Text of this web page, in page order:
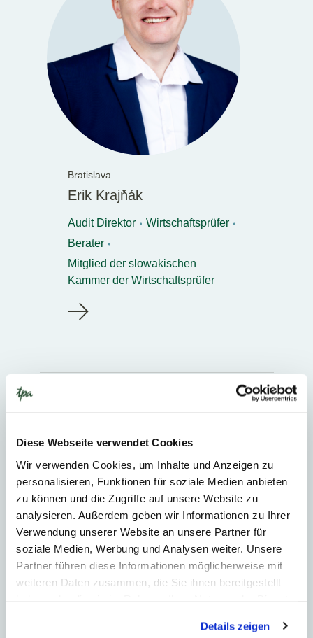
Diese Webseite verwendet Cookies
Wir verwenden Cookies, um Inhalte und Anzeigen zu
personalisieren, Funktionen für soziale Medien anbieten
zu können und die Zugriffe auf unsere Website zu
analysieren. Außerdem geben wir Informationen zu Ihrer
Verwendung unserer Website an unsere Partner für
soziale Medien, Werbung und Analysen weiter. Unsere
Partner führen diese Informationen möglicherweise mit
weiteren Daten zusammen, die Sie ihnen bereitgestellt
Details zeigen
Bratislava
Erik Krajňák
Audit Direktor
Wirtschaftsprüfer
Berater
Mitglied der slowakischen
Kammer der Wirtschaftsprüfer
Ivan Paule
Partner
Ähnliche Beiträge